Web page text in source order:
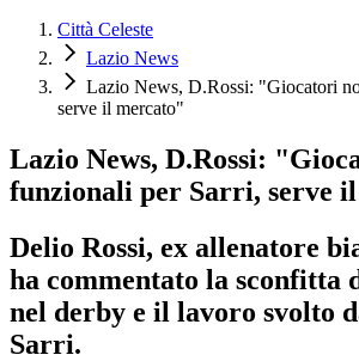
Città Celeste
Lazio News
Lazio News, D.Rossi: "Giocatori
serve il mercato"
Lazio News, D.Rossi:
funzionali per Sarri, serve
Delio Rossi, ex allenatore
ha commentato la sconfitta
nel derby e il lavoro svolto
Sarri.